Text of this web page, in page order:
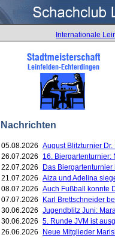
Internationale
Nachrichten
05.08.2026 August Blitzturnier
26.07.2026
16. Biergartenturnier:
22.07.2026
Das
21.07.2026 Aiza und Adelina
08.07.2026 Auch Fußball konnte
07.07.2026
Karl Brettschneider
30.06.2026 Jugendblitz Juni:
30.06.2026 5. Runde JVM ist
26.06.2026
Neue Mitglieder